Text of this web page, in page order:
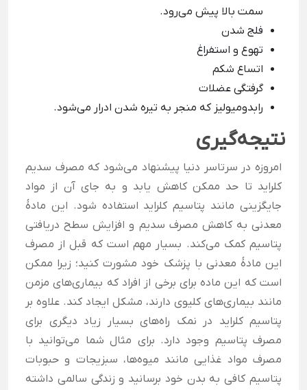
سمت بالا پیش می‌رود.
فلج شدن
تهوع و استفراغ
اتساع شکم
گرفتگی عضلات
رابدومیولیز که منجر به تیره شدن ادرار می‌شود.
نتیجه‌گیری
امروزه در سرتاسر دنیا پیشنهاد می‌شود که مصرف سدیم
کلراید تا حد ممکن کاهش یابد و به جای آن از مواد
جایگزینی مانند پتاسیم کلراید استفاده شود. این مادۀ
معدنی به کاهش مصرف سدیم و افزایش سطح دریافتی
پتاسیم کمک می‌کند. بسیار مهم است که قبل از مصرف
این مادۀ معدنی با پزشک خود مشورت کنید؛ زیرا ممکن
است که این ماده برای برخی از افراد که بیماری‌های مزمن
مانند بیماری‌های کلیوی دارند، مشکل ایجاد کند. علاوه بر
پتاسیم کلراید در نمک راه‌های بسیار زیاد دیگری برای
مصرف پتاسیم وجود دارد. برای مثال شما می‌توانید با
مصرف مواد غذایی مانند میوه‌ها، سبزیجات و حبوبات
پتاسیم کافی به بدن خود برسانید و زندگی سالمی داشته